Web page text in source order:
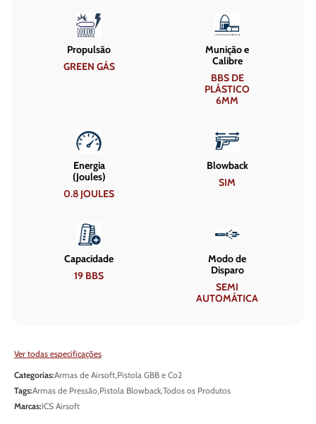
Propulsão
GREEN GÁS
Munição e
Calibre
BBS DE
PLÁSTICO
6MM
Energia
(Joules)
0.8 JOULES
Blowback
SIM
Capacidade
19 BBS
Modo de
Disparo
SEMI
AUTOMÁTICA
Ver todas especificações
Categorias:Armas de Airsoft,Pistola GBB e Co2
Tags:Armas de Pressão,Pistola Blowback,Todos os Produtos
Marcas:ICS Airsoft